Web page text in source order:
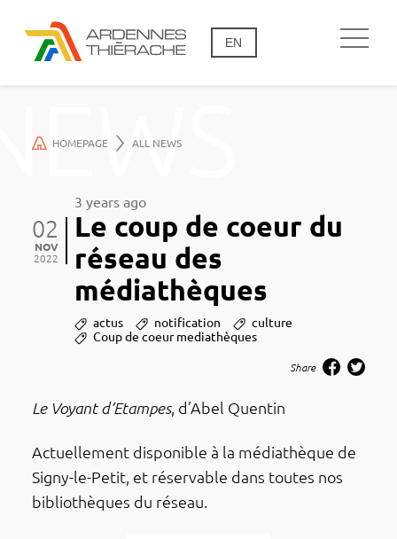
EN
HOMEPAGE ALL NEWS
Le coup de coeur du
réseau des
médiathèques
3 years ago
02
NOV
2022
actus notification
culture
Coup de coeur mediathèques
Share
Le Voyant d’Etampes, d’Abel Quen­­­­tin
Actuel­le­ment dispo­nible à la média­thèque de
Signy-le-Petit, et réser­vable dans toutes nos
biblio­thèques du réseau.